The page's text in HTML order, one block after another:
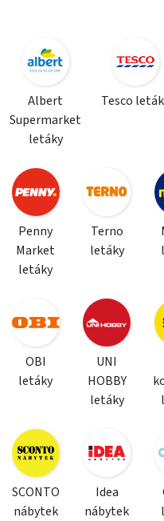
Albert
Supermarket
letáky
Tesco
Penny
Market
letáky
Terno
letáky
OBI
letáky
UNI
HOBBY
letáky
SCONTO
nábytek
Idea
nábytek